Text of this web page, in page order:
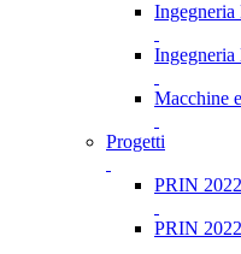
Ingegneria
Ingegneria
Macchine
Progetti
PRIN
PRIN 2022